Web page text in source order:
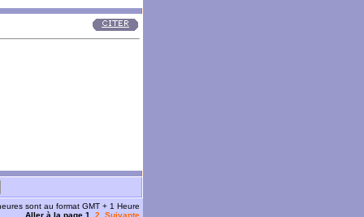
sont au format GMT + 1 Heure
Aller à la page 1 2 Suivante